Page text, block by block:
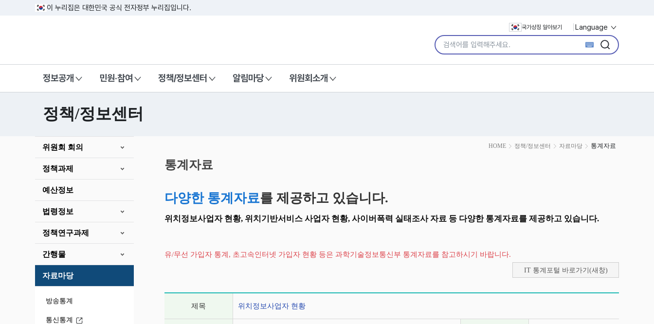
이 누리집은 대한민국 공식 전자정부 누리집입니다.
국가상징 알아보기 Language
통합검색어 입력
검색
검색
정보공개 민원·참여 정책/정보센터 알림마당 위원회소개
정책/정보센터
위원회 회의
정책과제
예산정보
법령정보
정책연구과제
간행물
자료마당
방송통계
통신통계
HOME 정책/정보센터 자료마당 통계자료
시
작
통계자료
다양한 통계자료를 제공하고 있습니다.
위치정보사업자 현황, 위치기반서비스 사업자 현황, 사이버폭력 실태조사 자료 등 다양한 통계자료를 제공하고 있습니다.
유/무선 가입자 통계, 초고속인터넷 가입자 현황 등은 과학기술정보통신부 통계자료를 참고하시기 바랍니다.
IT 통계포털 바로가기(새창)
제목 위치정보사업자 현황